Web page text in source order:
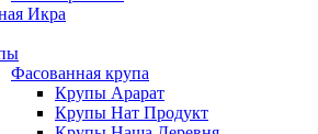
Икра
Фасованная крупа
Крупы Арарат
Крупы Нат Продукт